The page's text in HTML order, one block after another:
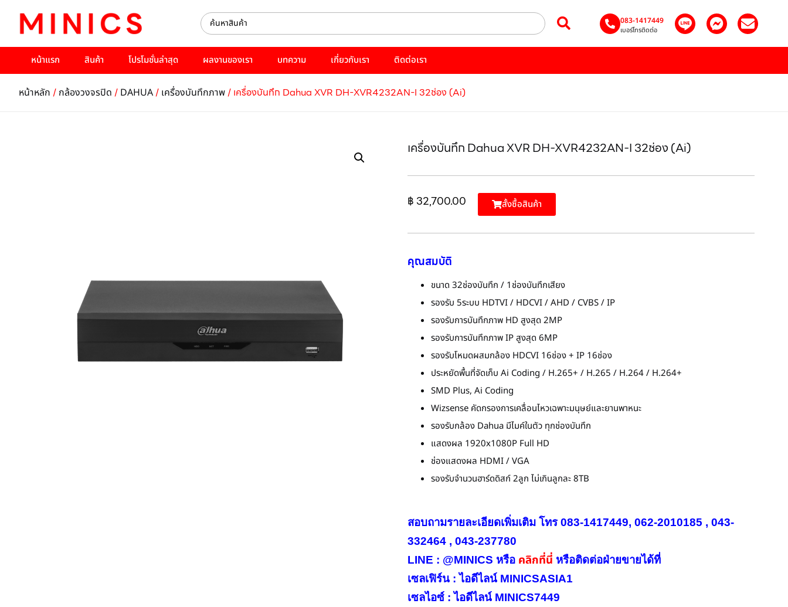
083-1417449
เบอร์โทรติดต่อ
หน้าแรก สินค้า โปรโมชั่นล่าสุด ผลงานของเรา บทความ เกี่ยวกับเรา ติดต่อเรา
หน้าหลัก / กล้องวงจรปิด / DAHUA/ เครื่องบันทึกภาพ/ เครื่องบันทึก Dahua XVR DH-XVR4232AN-I 32ช่อง (Ai)
เครื่องบันทึก Dahua XVR DH-XVR4232AN-I 32ช่อง (Ai)
฿ 32,700.00 สั้งซื้อสินค้า
คุณสมบัติ
ขนาด 32ช่องบันทึก / 1ช่องบันทึกเสียง
รองรับ 5ระบบ HDTVI / HDCVI / AHD / CVBS / IP
รองรับการบันทึกภาพ HD สูงสุด 2MP
รองรับการบันทึกภาพ IP สูงสุด 6MP
รองรับโหมดผสมกล้อง HDCVI 16ช่อง + IP 16ช่อง
ประหยัดพื้นที่จัดเก็บ Ai Coding / H.265+ / H.265 / H.264 / H.264+
SMD Plus, Ai Coding
Wizsense คัดกรองการเคลื่อนไหวเฉพาะมนุษย์และยานพาหนะ
รองรับกล้อง Dahua มีไมค์ในตัว ทุกช่องบันทึก
แสดงผล 1920x1080P Full HD
ช่องแสดงผล HDMI / VGA
รองรับจำนวนฮาร์ดดิสก์ 2ลูก ไม่เกินลูกละ 8TB
สอบถามรายละเอียดเพิ่มเติม โทร 083-1417449, 062-2010185 , 043-
332464 , 043-237780
LINE : @MINICS หรือ คลิกที่นี่ หรือติดต่อฝ่ายขายได้ที่
เซลเฟิร์น : ไอดีไลน์ MINICSASIA1
เซลไอซ์ : ไอดีไลน์ MINICS7449